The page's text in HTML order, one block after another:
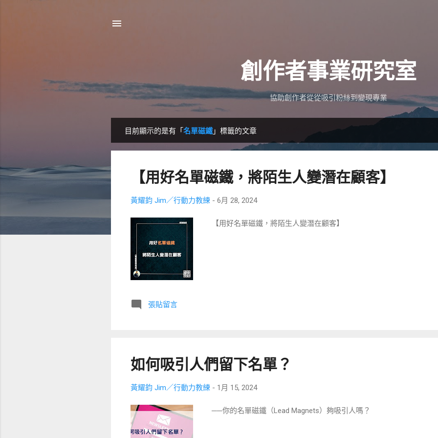
創作者事業研究室
協助創作者從從吸引粉絲到變現專業
表
目前顯示的是有「 名單磁鐵」標籤的文章
【用好名單磁鐵，將陌生人變潛在顧客】
黃耀鈞 Jim／行動力教練 - 6月 28, 2024
【用好名單磁鐵，將陌生人變潛在顧客】
張貼留言
如何吸引人們留下名單？
黃耀鈞 Jim／行動力教練 - 1月 15, 2024
──你的名單磁鐵（Lead Magnets）夠吸引人嗎？ ​